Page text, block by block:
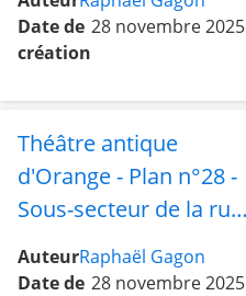
Date de
création
28 novembre 2025
Théâtre antique
d'Orange - Plan n°28 -
Sous-secteur de la rue
AuteurRaphaël Gagon
Date de 28 novembre 2025